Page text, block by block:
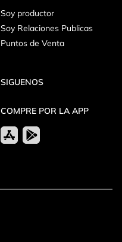
Soy productor
Soy Relaciones Publicas
Puntos de Venta
SIGUENOS
COMPRE POR LA APP